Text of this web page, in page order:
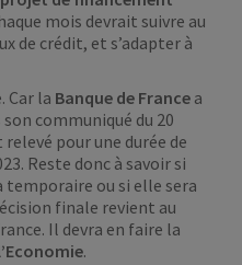
mois devrait suivre au
de crédit, et s’adapter à
Car la Banque de France a
communiqué du 20
pour une durée de
Reste donc à savoir si
ou si elle sera
finale revient au
Il devra en faire la
.